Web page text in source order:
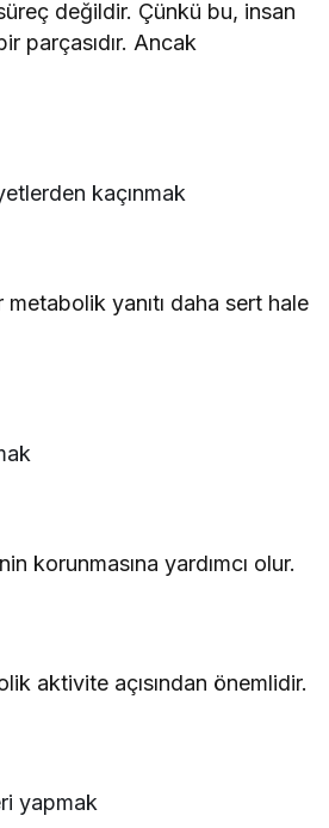
değildir. Çünkü bu, insan
parçasıdır. Ancak
kaçınmak
yanıtı daha sert hale
korunmasına yardımcı olur.
aktivite açısından önemlidir.
yapmak